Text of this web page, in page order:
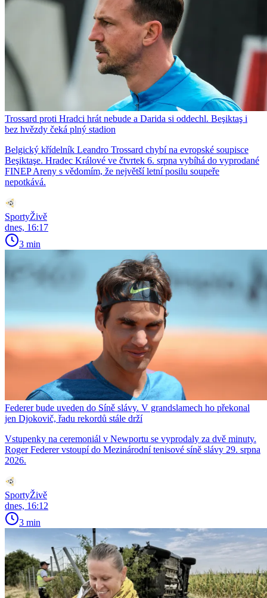
Trossard proti Hradci hrát nebude a Darida si oddechl. Beşiktaş i
bez hvězdy čeká plný stadion
Belgický křídelník Leandro Trossard chybí na evropské soupisce
Beşiktaşe. Hradec Králové ve čtvrtek 6. srpna vybíhá do vyprodané
FINEP Areny s vědomím, že největší letní posilu soupeře
nepotkává.
SportyŽivě
dnes, 16:17
3 min
Federer bude uveden do Síně slávy. V grandslamech ho překonal
jen Djokovič, řadu rekordů stále drží
Vstupenky na ceremoniál v Newportu se vyprodaly za dvě minuty.
Roger Federer vstoupí do Mezinárodní tenisové síně slávy 29. srpna
2026.
SportyŽivě
dnes, 16:12
3 min